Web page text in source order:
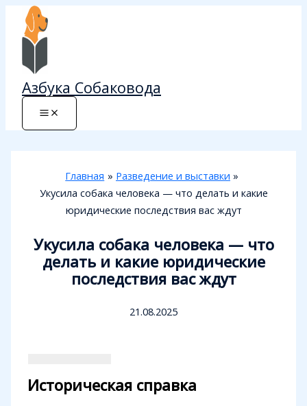
Перейти
содержимому
Азбука Собаковода
Главная
Разведение и выставки
Укусила собака человека — что делать и какие
юридические последствия вас ждут
Укусила собака человека — что
делать и какие юридические
последствия вас ждут
21.08.2025
Историческая справка